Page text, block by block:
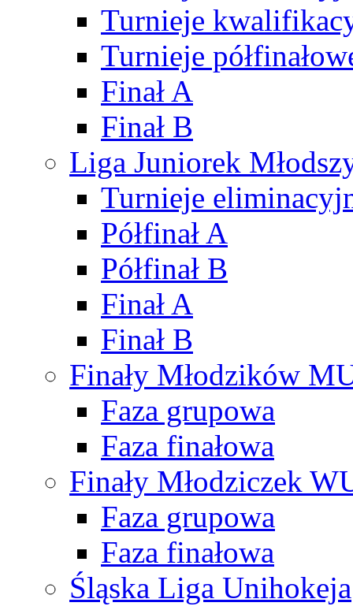
Turnieje
Turnieje
Finał A
Finał B
Liga Juniorek
Turnieje
Półfinał A
Półfinał B
Finał A
Finał B
Finały Młodzików
Faza grupowa
Faza finałowa
Finały Młodziczek
Faza grupowa
Faza finałowa
Śląska Liga Unihokeja